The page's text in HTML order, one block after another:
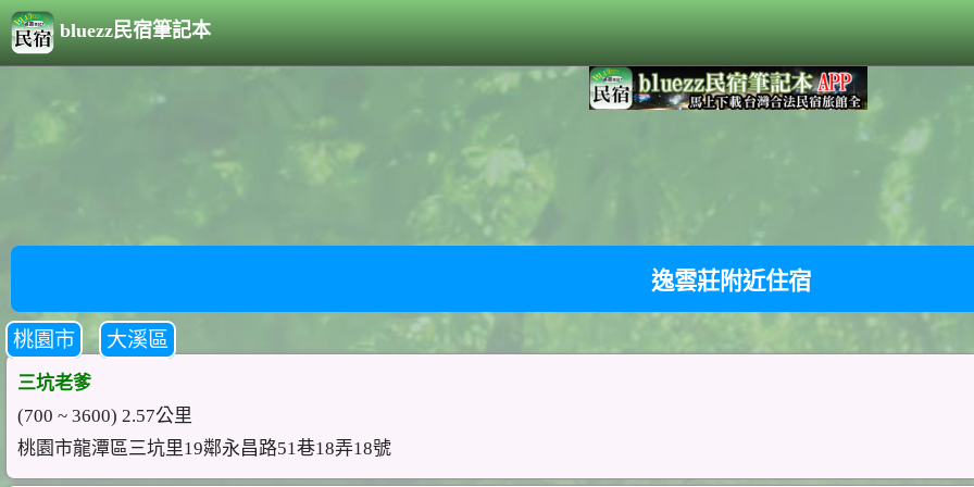
bluezz民宿筆記本
逸雲莊附近住宿
桃園市 大溪區
三坑老爹
(700 ~ 3600) 2.57公里
桃園市龍潭區三坑里19鄰永昌路51巷18弄18號